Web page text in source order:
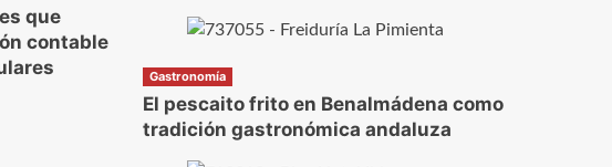
que
contable
Gastronomía
El pescaito frito en Benalmádena como
tradición gastronómica andaluza